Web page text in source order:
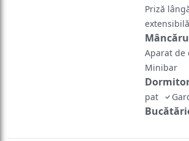
Aparat
Minibar
Dormitor
pat